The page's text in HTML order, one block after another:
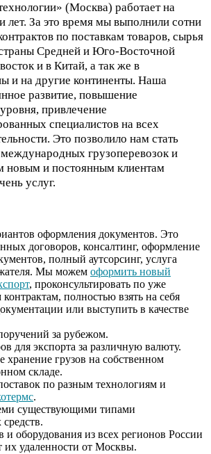
(Москва) работает на
лет. За это время мы выполнили сотни
по поставкам товаров, сырья
Средней и Юго-Восточной
и в Китай, а так же в
и на другие континенты. Наша
развитие, повышение
привлечение
специалистов на всех
Это позволило нам стать
грузоперевозок и
новым и постоянным клиентам
услуг.
оформления документов. Это
договоров, консалтинг, оформление
полный аутсорсинг, услуга
Мы можем оформить новый
, проконсультировать по уже
полностью взять на себя
или выступить в качестве
за рубежом.
для экспорта за различную валюту.
хранение грузов на собственном
складе.
по разным технологиям и
.
существующими типами
и оборудования из всех регионов России
их удаленности от Москвы.